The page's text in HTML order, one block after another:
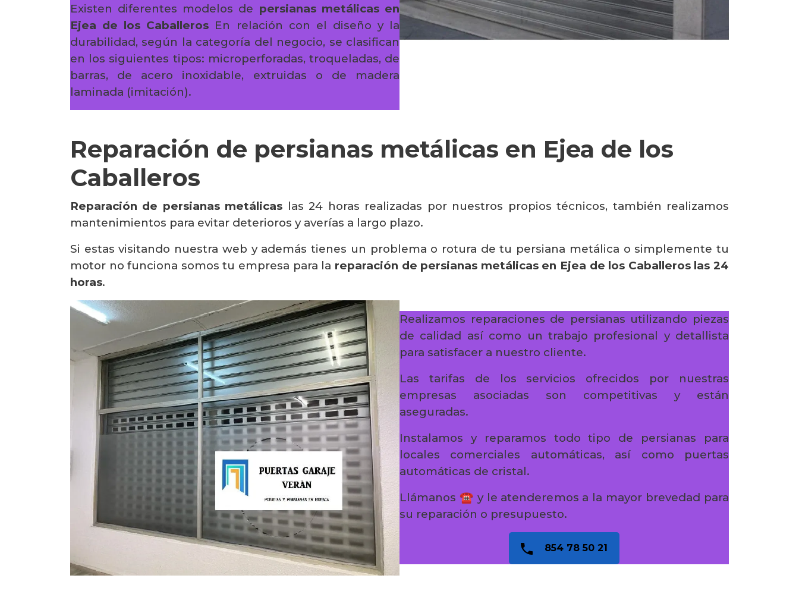
Existen diferentes modelos de persianas metálicas en
Ejea de los Caballeros En relación con el diseño y la
durabilidad, según la categoría del negocio, se clasifican
en los siguientes tipos: microperforadas, troqueladas, de
barras, de acero inoxidable, extruidas o de madera
laminada (imitación).
Reparación de persianas metálicas en Ejea de los
Caballeros
Reparación de persianas metálicas las 24 horas realizadas por nuestros propios técnicos, también realizamos
mantenimientos para evitar deterioros y averías a largo plazo.
Si estas visitando nuestra web y además tienes un problema o rotura de tu persiana metálica o simplemente tu
motor no funciona somos tu empresa para la reparación de persianas metálicas en Ejea de los Caballeros las 24
horas.
Realizamos reparaciones de persianas utilizando piezas
de calidad así como un trabajo profesional y detallista
para satisfacer a nuestro cliente.
Las tarifas de los servicios ofrecidos por nuestras
empresas asociadas son competitivas y están
aseguradas.
Instalamos y reparamos todo tipo de persianas para
locales comerciales automáticas, así como puertas
automáticas de cristal.
Llámanos ☎️ y le atenderemos a la mayor brevedad para
su reparación o presupuesto.
854 78 50 21